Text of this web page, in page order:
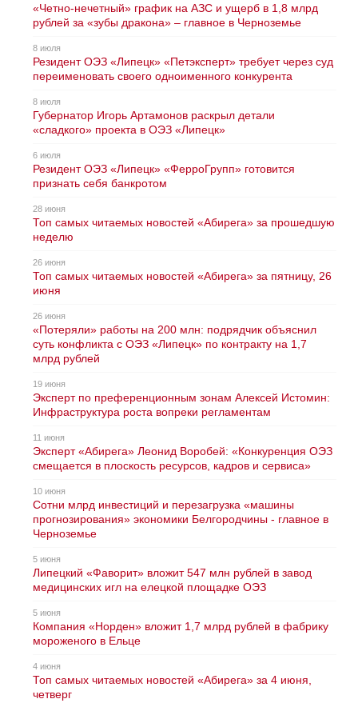
«Четно-нечетный» график на АЗС и ущерб в 1,8 млрд
рублей за «зубы дракона» – главное в Черноземье
8 июля
Резидент ОЭЗ «Липецк» «Петэксперт» требует через суд
переименовать своего одноименного конкурента
8 июля
Губернатор Игорь Артамонов раскрыл детали
«сладкого» проекта в ОЭЗ «Липецк»
6 июля
Резидент ОЭЗ «Липецк» «ФерроГрупп» готовится
признать себя банкротом
28 июня
Топ самых читаемых новостей «Абирега» за прошедшую
неделю
26 июня
Топ самых читаемых новостей «Абирега» за пятницу, 26
июня
26 июня
«Потеряли» работы на 200 млн: подрядчик объяснил
суть конфликта с ОЭЗ «Липецк» по контракту на 1,7
млрд рублей
19 июня
Эксперт по преференционным зонам Алексей Истомин:
Инфраструктура роста вопреки регламентам
11 июня
Эксперт «Абирега» Леонид Воробей: «Конкуренция ОЭЗ
смещается в плоскость ресурсов, кадров и сервиса»
10 июня
Сотни млрд инвестиций и перезагрузка «машины
прогнозирования» экономики Белгородчины - главное в
Черноземье
5 июня
Липецкий «Фаворит» вложит 547 млн рублей в завод
медицинских игл на елецкой площадке ОЭЗ
5 июня
Компания «Норден» вложит 1,7 млрд рублей в фабрику
мороженого в Ельце
4 июня
Топ самых читаемых новостей «Абирега» за 4 июня,
четверг